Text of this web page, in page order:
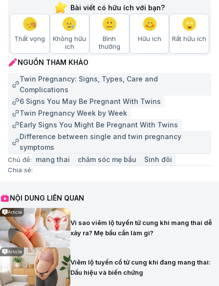
Bài viết có hữu ích với bạn?
Thất vọng
Không hữu
ích
Bình
thường
Hữu ích Rất hữu ích
NGUỒN THAM KHẢO
Twin Pregnancy: Signs, Types, Care and
Complications
6 Signs You May Be Pregnant With Twins
Twin Pregnancy Week by Week
Early Signs You Might Be Pregnant With Twins
Difference between single and twin pregnancy
symptoms
Chủ đề: mang thai chăm sóc mẹ bầu Sinh đôi
Chia sẻ:
NỘI DUNG LIÊN QUAN
Article
Vì sao viêm lộ tuyến tử cung khi mang thai dễ
xảy ra? Mẹ bầu cần làm gì?
Article
Viêm lộ tuyến cổ tử cung khi đang mang thai:
Dấu hiệu và biến chứng